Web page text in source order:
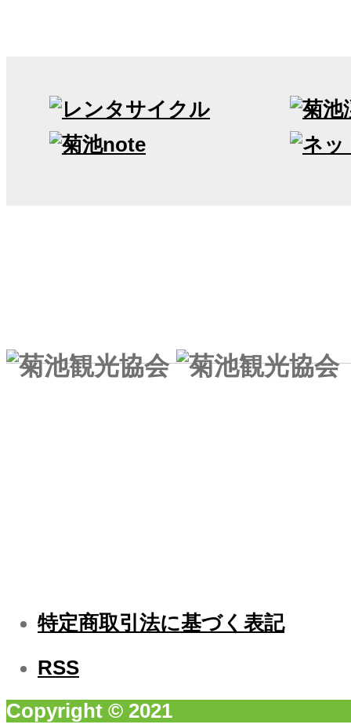
特定商取引法に基づく表記
RSS
Copyright © 2021